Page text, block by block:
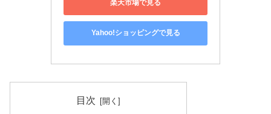
楽天市場で見る
Yahoo!ショッピングで見る
目次